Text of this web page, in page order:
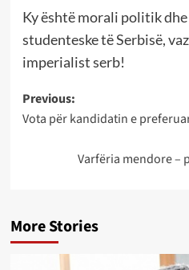
Ky është morali politik
studenteske të Serbisë,
imperialist serb!
Post
navigation
Previous:
Vota për kandidatin e
Varfëria mendore –
More Stories